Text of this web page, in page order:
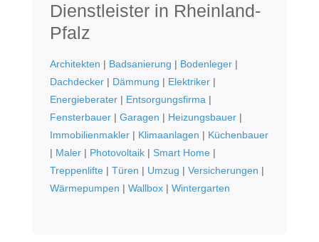
Dienstleister in Rheinland-
Pfalz
Architekten | Badsanierung | Bodenleger|
Dachdecker| Dämmung | Elektriker|
Energieberater| Entsorgungsfirma |
Fensterbauer| Garagen | Heizungsbauer|
Immobilienmakler| Klimaanlagen | Küchenbauer
| Maler| Photovoltaik| Smart Home|
Treppenlifte| Türen | Umzug | Versicherungen |
Wärmepumpen | Wallbox| Wintergarten